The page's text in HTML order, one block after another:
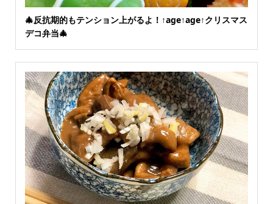
🎄反抗期的もテンション上がるよ！↑age↑age↑クリスマス
デコ弁当🎄